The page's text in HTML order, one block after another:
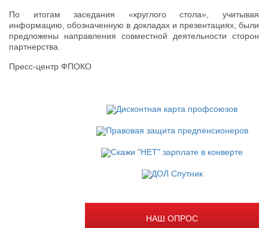
По итогам заседания «круглого стола», учитывая
информацию, обозначенную в докладах и презентациях, были
предложены направления совместной деятельности сторон
партнерства.
Пресс-центр ФПОКО
НАШ ОПРОС